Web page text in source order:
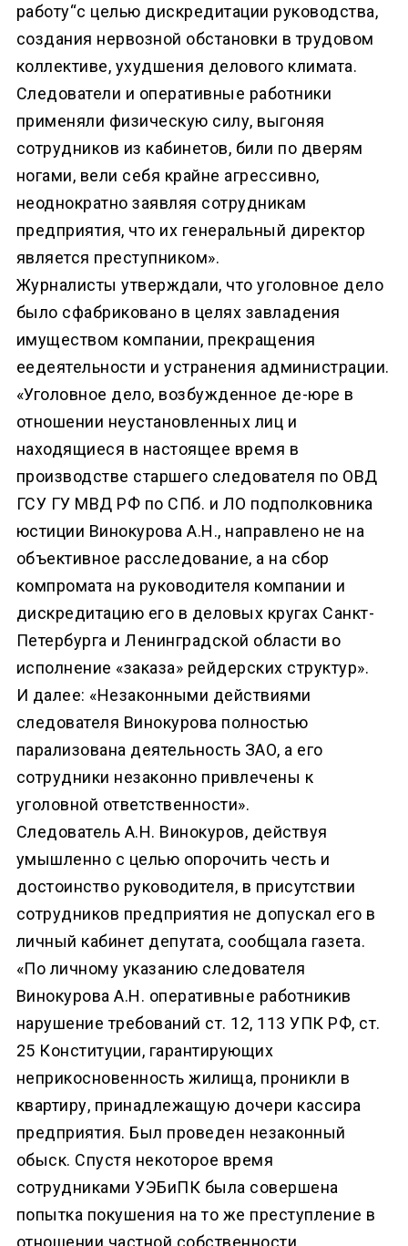
работу“с целью дискредитации руководства,
создания нервозной обстановки в трудовом
коллективе, ухудшения делового климата.
Следователи и оперативные работники
применяли физическую силу, выгоняя
сотрудников из кабинетов, били по дверям
ногами, вели себя крайне агрессивно,
неоднократно заявляя сотрудникам
предприятия, что их генеральный директор
является преступником».
Журналисты утверждали, что уголовное дело
было сфабриковано в целях завладения
имуществом компании, прекращения
еедеятельности и устранения администрации.
«Уголовное дело, возбужденное де-юре в
отношении неустановленных лиц и
находящиеся в настоящее время в
производстве старшего следователя по ОВД
ГСУ ГУ МВД РФ по СПб. и ЛО подполковника
юстиции Винокурова А.Н., направлено не на
объективное расследование, а на сбор
компромата на руководителя компании и
дискредитацию его в деловых кругах Санкт-
Петербурга и Ленинградской области во
исполнение «заказа» рейдерских структур».
И далее: «Незаконными действиями
следователя Винокурова полностью
парализована деятельность ЗАО, а его
сотрудники незаконно привлечены к
уголовной ответственности».
Следователь А.Н. Винокуров, действуя
умышленно с целью опорочить честь и
достоинство руководителя, в присутствии
сотрудников предприятия не допускал его в
личный кабинет депутата, сообщала газета.
«По личному указанию следователя
Винокурова А.Н. оперативные работникив
нарушение требований ст. 12, 113 УПК РФ, ст.
25 Конституции, гарантирующих
неприкосновенность жилища, проникли в
квартиру, принадлежащую дочери кассира
предприятия. Был проведен незаконный
обыск. Спустя некоторое время
сотрудниками УЭБиПК была совершена
попытка покушения на то же преступление в
отношении частной собственности